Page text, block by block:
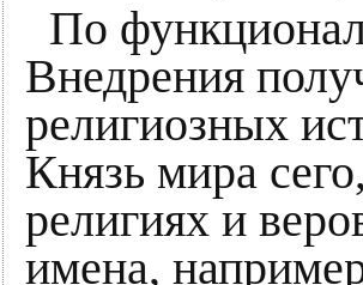
По
Внедрения
религиозных
Князь мира
религиях и
имена,